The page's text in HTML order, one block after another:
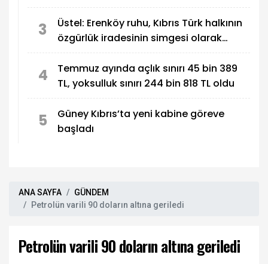
3
Üstel: Erenköy ruhu, Kıbrıs Türk halkının
özgürlük iradesinin simgesi olarak
4
Temmuz ayında açlık sınırı 45 bin 389
TL, yoksulluk sınırı 244 bin 818 TL oldu
5
Güney Kıbrıs’ta yeni kabine göreve
başladı
ANA SAYFA
GÜNDEM
Petrolün varili 90 doların altına geriledi
Petrolün varili 90 doların altına geriledi